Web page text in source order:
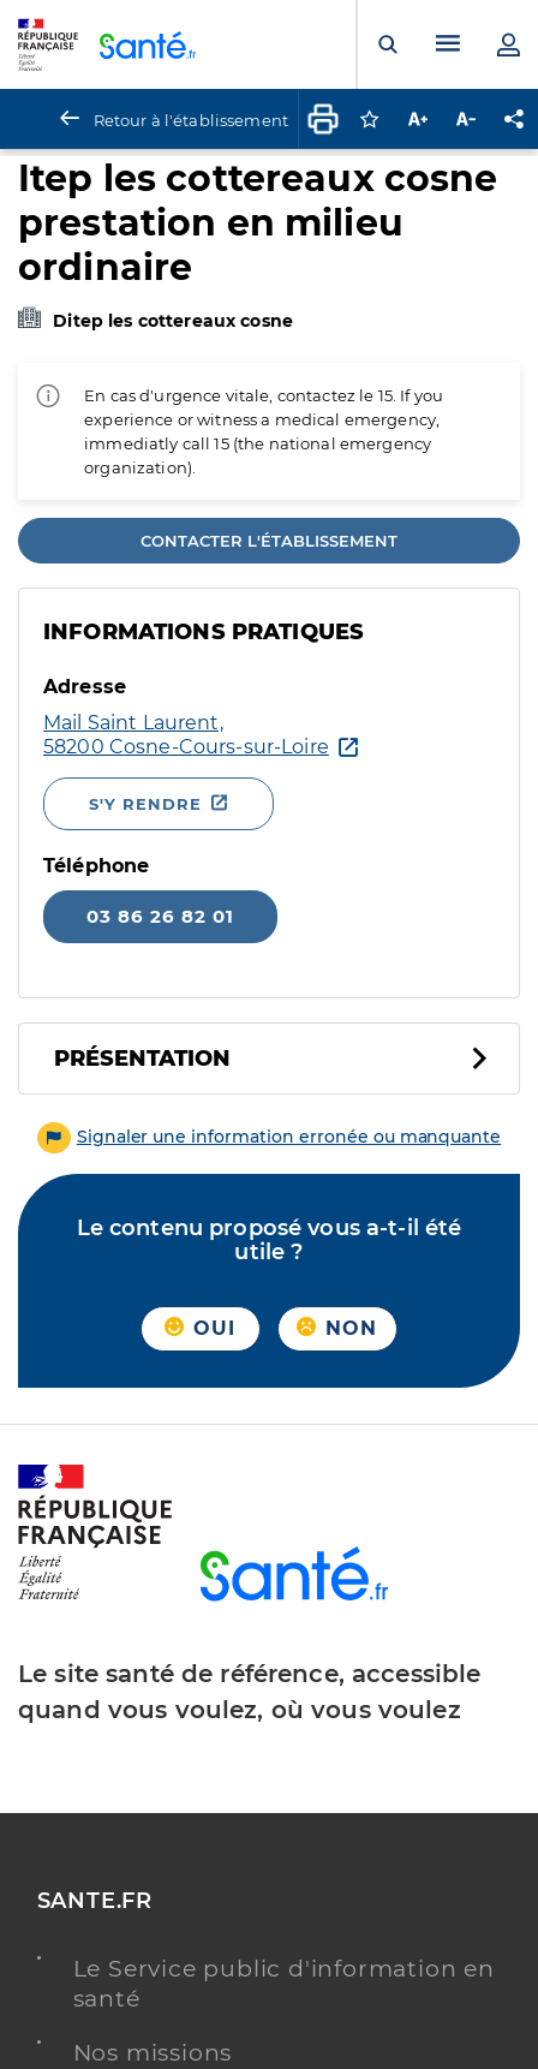
Ouvrir laMenu
Retour à l'établissement Connectez-vous
Augmenter la
Itep les cottereaux cosne
prestation en milieu
ordinaire
Ditep les cottereaux cosne
En cas d'urgence vitale, contactez le 15. If you
experience or witness a medical emergency,
immediatly call 15 (the national emergency
organization).
CONTACTER L'ÉTABLISSEMENT
INFORMATIONS PRATIQUES
Adresse
Mail Saint Laurent,
58200 Cosne-Cours-sur-Loire
S'Y RENDRE
Téléphone
03 86 26 82 01
PRÉSENTATION
Signaler une information erronée ou manquante
Le contenu proposé vous a-t-il été
utile ?
OUI NON
Le site santé de référence, accessible
quand vous voulez, où vous voulez
SANTE.FR
Le Service public d'information en
santé
Nos missions